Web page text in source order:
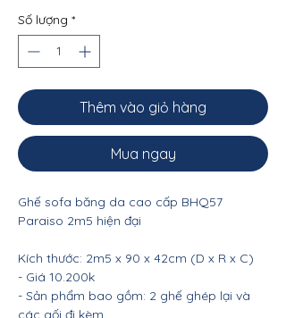
Số lượng *
Thêm vào giỏ hàng
Mua ngay
Ghế sofa băng da cao cấp BHQ57
Paraiso 2m5 hiện đại
Kích thước: 2m5 x 90 x 42cm (D x R x C)
- Giá 10.200k
- Sản phẩm bao gồm: 2 ghế ghép lại và
các gối đi kèm